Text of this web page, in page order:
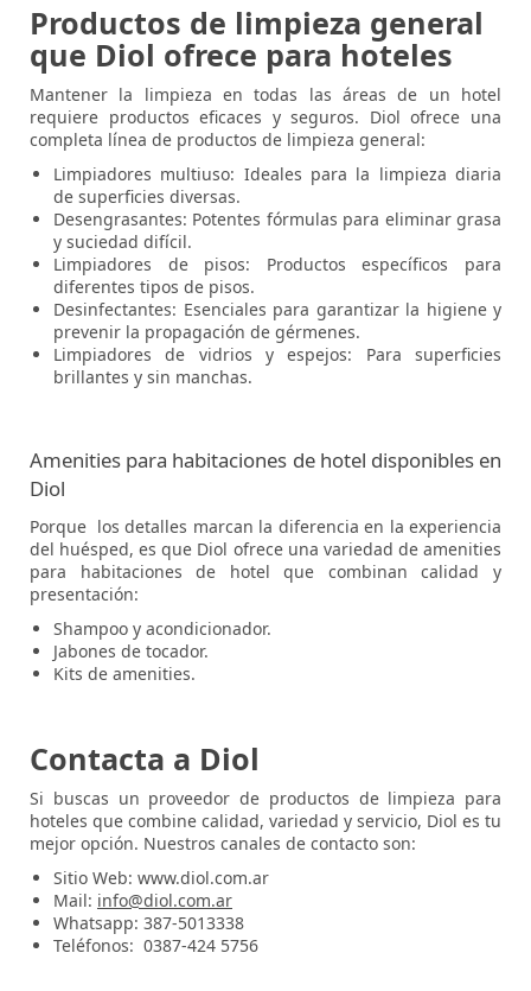
Productos de limpieza general
que Diol ofrece para hoteles
Mantener la limpieza en todas las áreas de un hotel
requiere productos eficaces y seguros. Diol ofrece una
completa línea de productos de limpieza general:
Limpiadores multiuso: Ideales para la limpieza diaria
de superficies diversas.
Desengrasantes: Potentes fórmulas para eliminar grasa
y suciedad difícil.
Limpiadores de pisos: Productos específicos para
diferentes tipos de pisos.
Desinfectantes: Esenciales para garantizar la higiene y
prevenir la propagación de gérmenes.
Limpiadores de vidrios y espejos: Para superficies
brillantes y sin manchas.
Amenities para habitaciones de hotel disponibles en
Diol
Porque los detalles marcan la diferencia en la experiencia
del huésped, es que Diol ofrece una variedad de amenities
para habitaciones de hotel que combinan calidad y
presentación:
Shampoo y acondicionador.
Jabones de tocador.
Kits de amenities.
Contacta a Diol
Si buscas un proveedor de productos de limpieza para
hoteles que combine calidad, variedad y servicio, Diol es tu
mejor opción. Nuestros canales de contacto son:
Sitio Web: www.diol.com.ar
Mail: info@diol.com.ar
Whatsapp: 387-5013338
Teléfonos: 0387-424 5756